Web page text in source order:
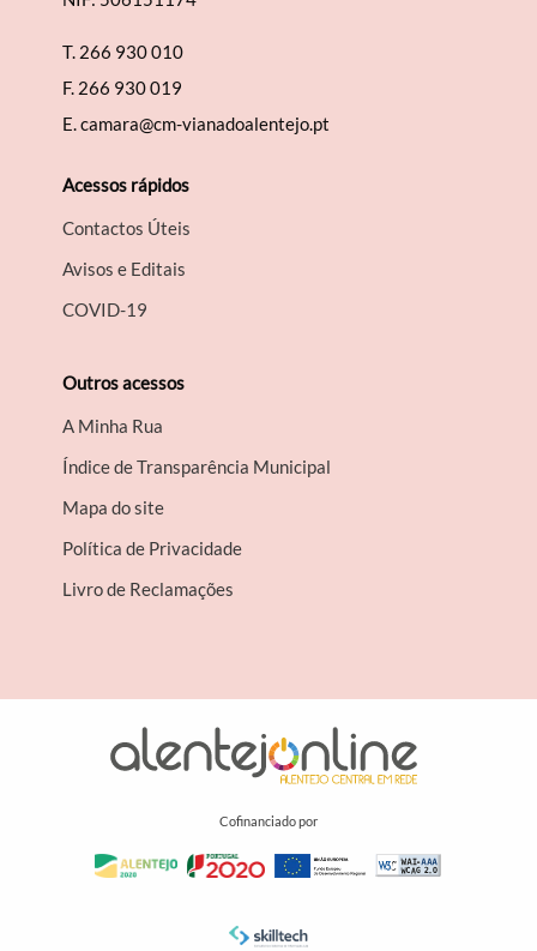
T. 266 930 010
F. 266 930 019
E.camara@cm-vianadoalentejo.pt
Acessos rápidos
Contactos Úteis
Avisos e Editais
COVID-19
Outros acessos
A Minha Rua
Índice de Transparência Municipal
Mapa do site
Política de Privacidade
Livro de Reclamações
Cofinanciado por